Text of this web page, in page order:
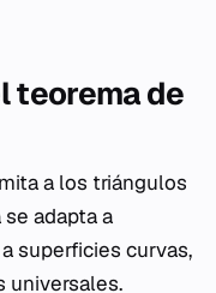
teorema de
a los triángulos
adapta a
superficies curvas,
universales.